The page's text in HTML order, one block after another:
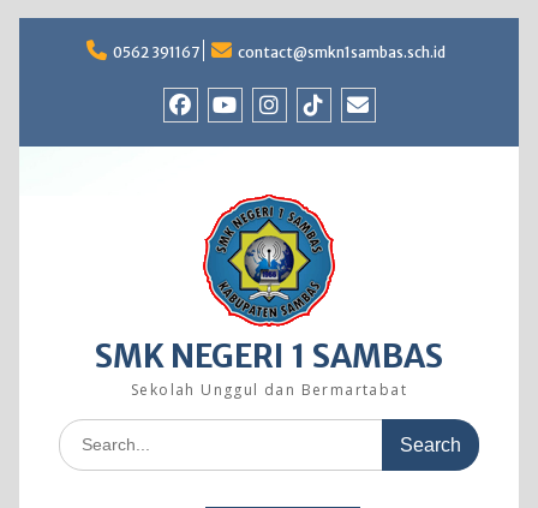
0562 391167 contact@smkn1sambas.sch.id
SMK NEGERI 1 SAMBAS
Sekolah Unggul dan Bermartabat
Search
for: